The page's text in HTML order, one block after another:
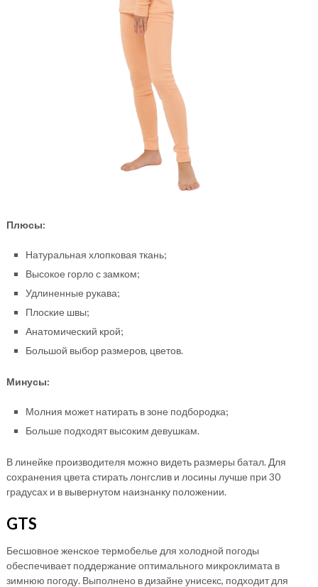
Плюсы:
Натуральная хлопковая ткань;
Высокое горло с замком;
Удлиненные рукава;
Плоские швы;
Анатомический крой;
Большой выбор размеров, цветов.
Минусы:
Молния может натирать в зоне подбородка;
Больше подходят высоким девушкам.
В линейке производителя можно видеть размеры батал. Для
сохранения цвета стирать лонгслив и лосины лучше при 30
градусах и в вывернутом наизнанку положении.
GTS
Бесшовное женское термобелье для холодной погоды
обеспечивает поддержание оптимального микроклимата в
зимнюю погоду. Выполнено в дизайне унисекс, подходит для